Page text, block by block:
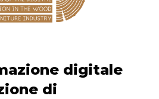
digitale
di